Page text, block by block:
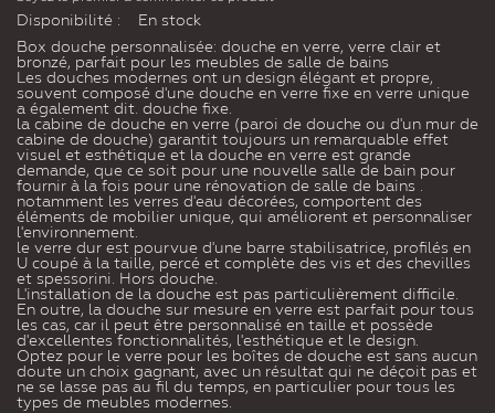
Disponibilité :
En stock
Box douche personnalisée: douche en verre, verre clair et
bronzé, parfait pour les meubles de salle de bains
Les douches modernes ont un design élégant et propre,
souvent composé d'une douche en verre fixe en verre unique
a également dit. douche fixe.
la cabine de douche en verre (paroi de douche ou d'un mur de
cabine de douche) garantit toujours un remarquable effet
visuel et esthétique et la douche en verre est grande
demande, que ce soit pour une nouvelle salle de bain pour
fournir à la fois pour une rénovation de salle de bains .
notamment les verres d'eau décorées, comportent des
éléments de mobilier unique, qui améliorent et personnaliser
l'environnement.
le verre dur est pourvue d'une barre stabilisatrice, profilés en
U coupé à la taille, percé et complète des vis et des chevilles
et spessorini. Hors douche.
L'installation de la douche est pas particulièrement difficile.
En outre, la douche sur mesure en verre est parfait pour tous
les cas, car il peut être personnalisé en taille et possède
d'excellentes fonctionnalités, l'esthétique et le design.
Optez pour le verre pour les boîtes de douche est sans aucun
doute un choix gagnant, avec un résultat qui ne déçoit pas et
ne se lasse pas au fil du temps, en particulier pour tous les
types de meubles modernes.